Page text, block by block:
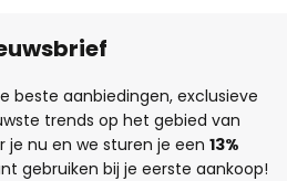
beste aanbiedingen, exclusieve
trends op het gebied van
je nu en we sturen je een 13%
gebruiken bij je eerste aankoop!